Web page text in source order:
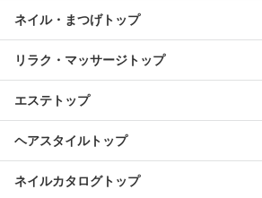
ネイル・まつげトップ
リラク・マッサージトップ
エステトップ
ヘアスタイルトップ
ネイルカタログトップ